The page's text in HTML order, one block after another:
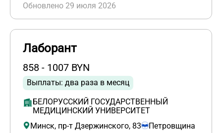
Обновлено 29 июля 2026
Лаборант
858 - 1007 BYN
Выплаты: два раза в месяц
БЕЛОРУССКИЙ ГОСУДАРСТВЕННЫЙ
МЕДИЦИНСКИЙ УНИВЕРСИТЕТ
Минск, пр-т Дзержинского, 83
Петровщина